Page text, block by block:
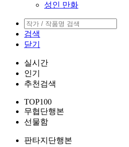
성인 만화
검색
닫기
실시간
인기
추천검색
TOP100
무협단행본
선물함
판타지단행본